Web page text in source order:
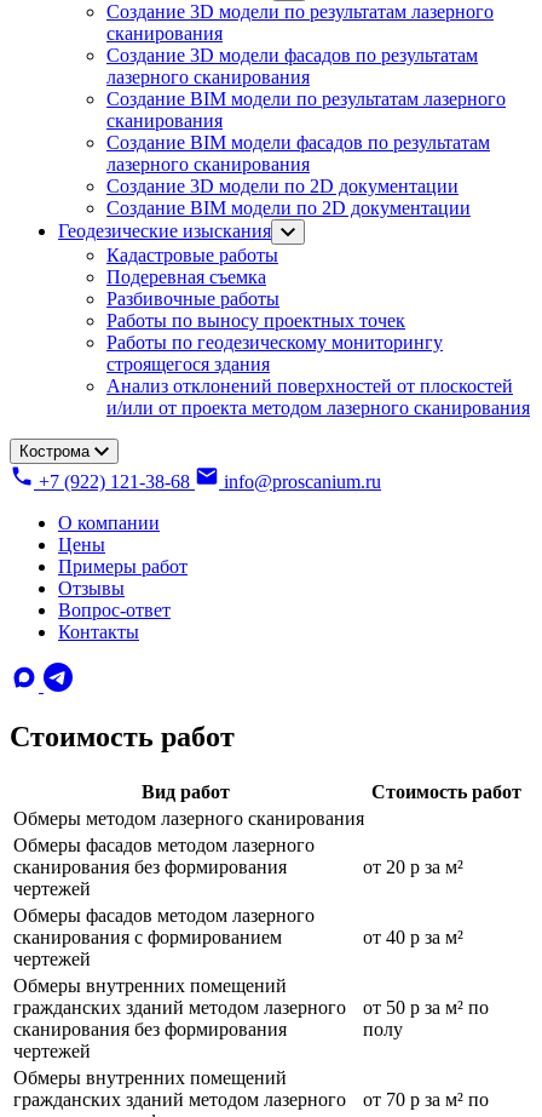
Создание 3D модели по результатам лазерного
сканирования
Создание 3D модели фасадов по результатам
лазерного сканирования
Создание BIM модели по результатам лазерного
сканирования
Создание BIM модели фасадов по результатам
лазерного сканирования
Создание 3D модели по 2D документации
Создание BIM модели по 2D документации
Геодезические изыскания
Кадастровые работы
Подеревная съемка
Разбивочные работы
Работы по выносу проектных точек
Работы по геодезическому мониторингу
строящегося здания
Анализ отклонений поверхностей от плоскостей
и/или от проекта методом лазерного сканирования
Кострома
+7 (922) 121-38-68
info@proscanium.ru
О компании
Цены
Примеры работ
Отзывы
Вопрос-ответ
Контакты
Стоимость работ
Вид работ
Стоимость работ
Обмеры методом лазерного сканирования
Обмеры фасадов методом лазерного
сканирования без формирования
чертежей
от 20 р за м²
Обмеры фасадов методом лазерного
сканирования с формированием
чертежей
от 40 р за м²
Обмеры внутренних помещений
гражданских зданий методом лазерного
сканирования без формирования
чертежей
от 50 р за м² по
полу
Обмеры внутренних помещений
гражданских зданий методом лазерного
от 70 р за м² по